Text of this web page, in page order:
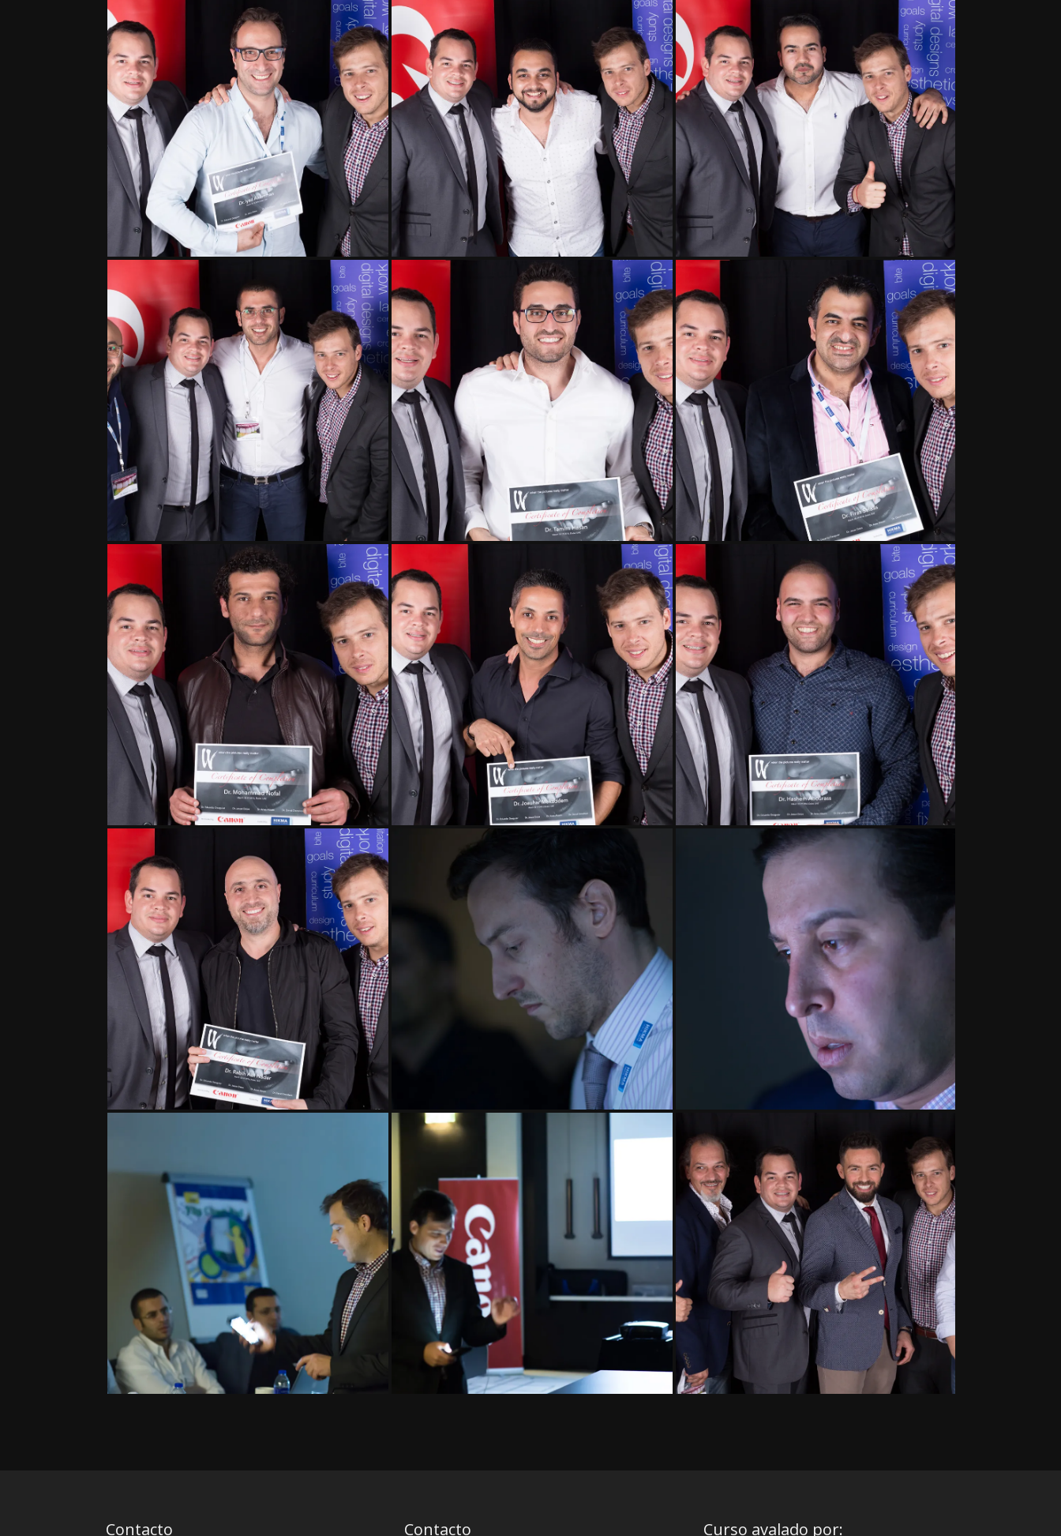
Contacto Contacto Curso avalado por: